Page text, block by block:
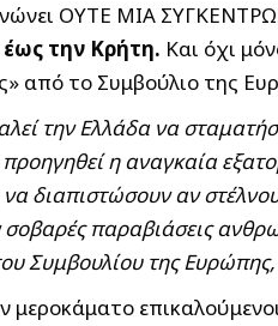
ΟΥΤΕ ΜΙΑ
την Κρήτη. Και όχι
από το Συμβούλιο της
την Ελλάδα να
η αναγκαία
διαπιστώσουν αν
παραβιάσεις
Συμβουλίου της Ευρώπης,
μεροκάματο